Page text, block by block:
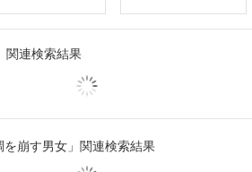
関連検索結果
崩す男女」関連検索結果